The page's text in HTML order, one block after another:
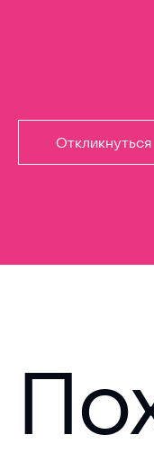
Откликнуться